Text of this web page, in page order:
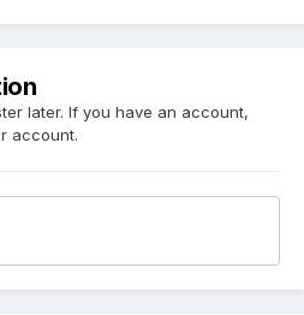
later. If you have an account,
account.